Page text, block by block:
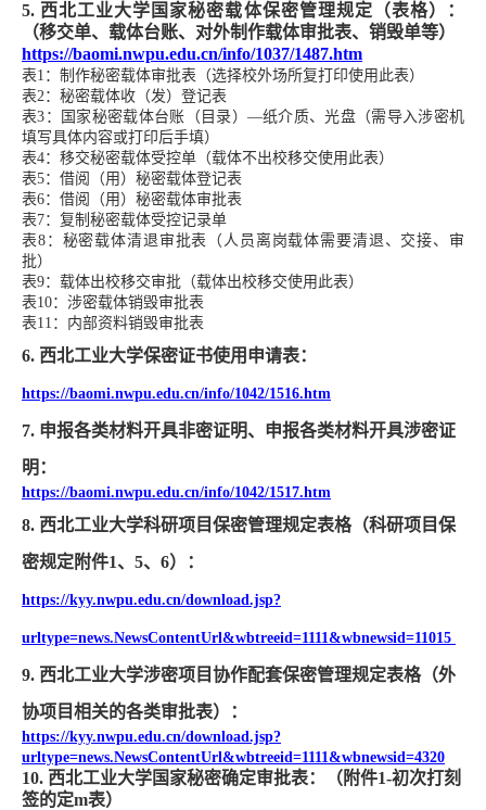
5. 西北工业大学国家秘密载体保密管理规定（表格）：
（移交单、载体台账、对外制作载体审批表、销毁单等）
https://baomi.nwpu.edu.cn/info/1037/1487.htm
表1 ：制作秘密载体审批表（选择校外场所复打印使用此表）
表2：秘密载体收（发）登记表
表3 ：国家秘密载体台账（目录）—纸介质、光盘（需导入涉密机
填写具体内容或打印后手填）
表4：移交秘密载体受控单（载体不出校移交使用此表）
表5：借阅（用）秘密载体登记表
表6：借阅（用）秘密载体审批表
表7：复制秘密载体受控记录单
表8：秘密载体清退审批表（人员离岗载体需要清退、交接、审
批）
表9：载体出校移交审批（载体出校移交使用此表）
表10：涉密载体销毁审批表
表11 ：内部资料销毁审批表
6. 西北工业大学保密证书使用申请表：
https://baomi.nwpu.edu.cn/info/1042/1516.htm
7. 申报各类材料开具非密证明、申报各类材料开具涉密证
明：
https://baomi.nwpu.edu.cn/info/1042/1517.htm
8. 西北工业大学科研项目保密管理规定表格（科研项目保
密规定附件1、 5、 6） ：
https://kyy.nwpu.edu.cn/download.jsp?
urltype=news.NewsContentUrl&wbtreeid=1111&wbnewsid=11015
9. 西北工业大学涉密项目协作配套保密管理规定表格（外
协项目相关的各类审批表） ：
https://kyy.nwpu.edu.cn/download.jsp?
urltype=news.NewsContentUrl&wbtreeid=1111&wbnewsid=4320
10. 西北工业大学国家秘密确定审批表： （ 附件1-初次打刻
签的定m表）